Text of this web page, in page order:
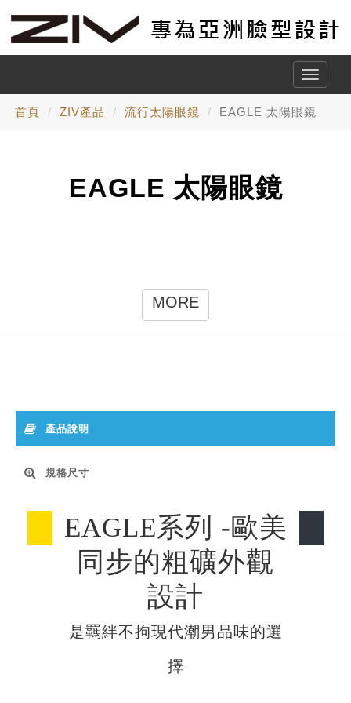
Toggle
首頁 ZIV產品 流行太陽眼鏡 EAGLE 太陽眼鏡
EAGLE 太陽眼鏡
MORE
產品說明
規格尺寸
EAGLE系列 -歐美
同步的粗礦外觀
設計
是羈絆不拘現代潮男品味的選
擇